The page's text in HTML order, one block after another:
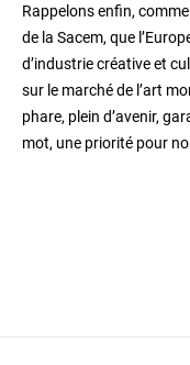
Rappelons enfin,
de la Sacem, que
d’industrie créative et
sur le marché de l’art
phare, plein d’avenir,
mot, une priorité pour